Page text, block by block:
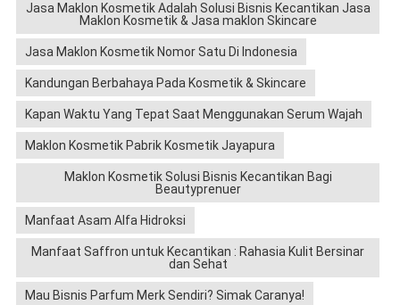
Jasa Maklon Kosmetik Adalah Solusi Bisnis Kecantikan Jasa
Maklon Kosmetik & Jasa maklon Skincare
Jasa Maklon Kosmetik Nomor Satu Di Indonesia
Kandungan Berbahaya Pada Kosmetik & Skincare
Kapan Waktu Yang Tepat Saat Menggunakan Serum Wajah
Maklon Kosmetik Pabrik Kosmetik Jayapura
Maklon Kosmetik Solusi Bisnis Kecantikan Bagi
Beautyprenuer
Manfaat Asam Alfa Hidroksi
Manfaat Saffron untuk Kecantikan : Rahasia Kulit Bersinar
dan Sehat
Mau Bisnis Parfum Merk Sendiri? Simak Caranya!